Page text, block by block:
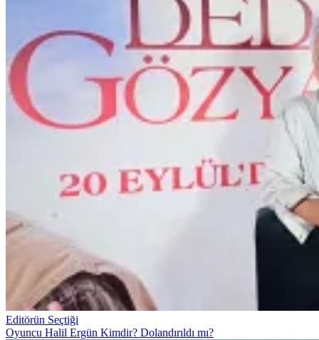
Editörün Seçtiği
Oyuncu Halil Ergün Kimdir? Dolandırıldı mı?